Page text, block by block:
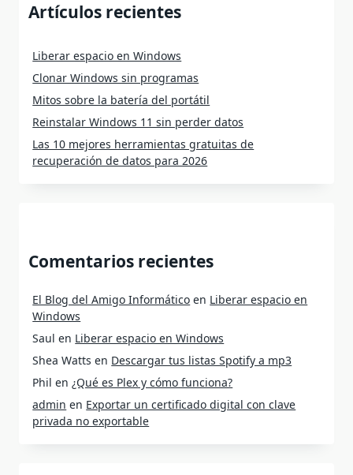
Artículos recientes
Liberar espacio en Windows
Clonar Windows sin programas
Mitos sobre la batería del portátil
Reinstalar Windows 11 sin perder datos
Las 10 mejores herramientas gratuitas de
recuperación de datos para 2026
Comentarios recientes
El Blog del Amigo Informático en Liberar espacio en
Windows
Saul en Liberar espacio en Windows
Shea Watts en Descargar tus listas Spotify a mp3
Phil en¿Qué es Plex y cómo funciona?
admin en Exportar un certificado digital con clave
privada no exportable